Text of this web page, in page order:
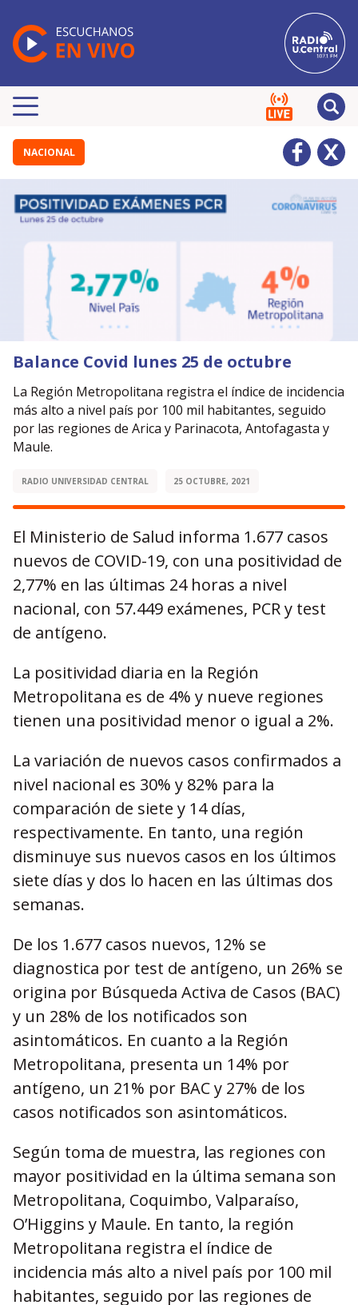
NACIONAL
Balance Covid lunes 25 de octubre
La Región Metropolitana registra el índice de incidencia
más alto a nivel país por 100 mil habitantes, seguido
por las regiones de Arica y Parinacota, Antofagasta y
Maule.
RADIO UNIVERSIDAD CENTRAL 25 OCTUBRE, 2021
El Ministerio de Salud informa 1.677 casos
nuevos de COVID-19, con una positividad de
2,77% en las últimas 24 horas a nivel
nacional, con 57.449 exámenes, PCR y test
de antígeno.
La positividad diaria en la Región
Metropolitana es de 4% y nueve regiones
tienen una positividad menor o igual a 2%.
La variación de nuevos casos confirmados a
nivel nacional es 30% y 82% para la
comparación de siete y 14 días,
respectivamente. En tanto, una región
disminuye sus nuevos casos en los últimos
siete días y dos lo hacen en las últimas dos
semanas.
De los 1.677 casos nuevos, 12% se
diagnostica por test de antígeno, un 26% se
origina por Búsqueda Activa de Casos (BAC)
y un 28% de los notificados son
asintomáticos. En cuanto a la Región
Metropolitana, presenta un 14% por
antígeno, un 21% por BAC y 27% de los
casos notificados son asintomáticos.
Según toma de muestra, las regiones con
mayor positividad en la última semana son
Metropolitana, Coquimbo, Valparaíso,
O’Higgins y Maule. En tanto, la región
Metropolitana registra el índice de
incidencia más alto a nivel país por 100 mil
habitantes, seguido por las regiones de